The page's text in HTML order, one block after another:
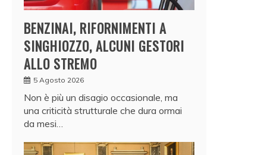
BENZINAI, RIFORNIMENTI A
SINGHIOZZO, ALCUNI GESTORI
ALLO STREMO
5 Agosto 2026
Non è più un disagio occasionale, ma
una criticità strutturale che dura ormai
da mesi…